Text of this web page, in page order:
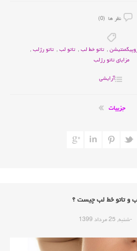
نظر ها (0)
, تاتو خط لب, تاتو لب, تاتو رژلب,
مزایای تاتو رژلب
آرایشی
جزییات
و تاتو خط لب چیست ؟
-شنبه, 25 مرداد 1399